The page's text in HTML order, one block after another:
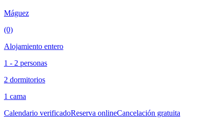
Máguez
(0)
Alojamiento entero
1 - 2 personas
2 dormitorios
1 cama
Calendario verificadoReserva onlineCancelación gratuita